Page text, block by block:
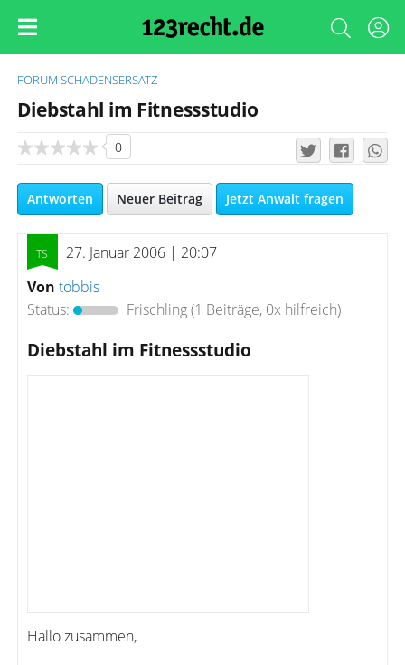
FORUM SCHADENSERSATZ
Diebstahl im Fitnessstudio
0
Antworten Neuer Beitrag Jetzt Anwalt fragen
27. Januar 2006 | 20:07
Von tobbis
Status:
Frischling(1 Beiträge, 0x hilfreich)
Diebstahl im Fitnessstudio
Hallo zusammen,